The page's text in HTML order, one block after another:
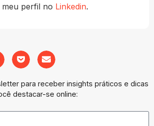
meu perfil no Linkedin.
para receber insights práticos e dicas
destacar-se online: